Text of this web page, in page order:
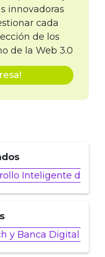
innovadoras
cada
de los
de la Web 3.0
Inteligente de
y Banca Digital